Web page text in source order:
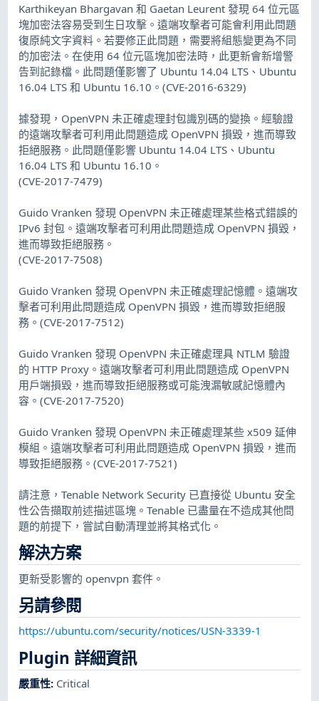
Karthikeyan Bhargavan 和 Gaetan Leurent 發現 64 位元區
塊加密法容易受到生日攻擊。遠端攻擊者可能會利用此問題
復原純文字資料。若要修正此問題，需要將組態變更為不同
的加密法。在使用 64 位元區塊加密法時，此更新會新增警
告到記錄檔。此問題僅影響了 Ubuntu 14.04 LTS、Ubuntu
16.04 LTS 和 Ubuntu 16.10。(CVE-2016-6329)
據發現，OpenVPN 未正確處理封包識別碼的變換。經驗證
的遠端攻擊者可利用此問題造成 OpenVPN 損毀，進而導致
拒絕服務。此問題僅影響 Ubuntu 14.04 LTS、Ubuntu
16.04 LTS 和 Ubuntu 16.10。
(CVE-2017-7479)
Guido Vranken 發現 OpenVPN 未正確處理某些格式錯誤的
IPv6 封包。遠端攻擊者可利用此問題造成 OpenVPN 損毀，
進而導致拒絕服務。
(CVE-2017-7508)
Guido Vranken 發現 OpenVPN 未正確處理記憶體。遠端攻
擊者可利用此問題造成 OpenVPN 損毀，進而導致拒絕服
務。(CVE-2017-7512)
Guido Vranken 發現 OpenVPN 未正確處理具 NTLM 驗證
的 HTTP Proxy。遠端攻擊者可利用此問題造成 OpenVPN
用戶端損毀，進而導致拒絕服務或可能洩漏敏感記憶體內
容。(CVE-2017-7520)
Guido Vranken 發現 OpenVPN 未正確處理某些 x509 延伸
模組。遠端攻擊者可利用此問題造成 OpenVPN 損毀，進而
導致拒絕服務。(CVE-2017-7521)
請注意，Tenable Network Security 已直接從 Ubuntu 安全
性公告擷取前述描述區塊。Tenable 已盡量在不造成其他問
題的前提下，嘗試自動清理並將其格式化。
解決方案
更新受影響的 openvpn 套件。
另請參閱
https://ubuntu.com/security/notices/USN-3339-1
Plugin 詳細資訊
嚴重性: Critical